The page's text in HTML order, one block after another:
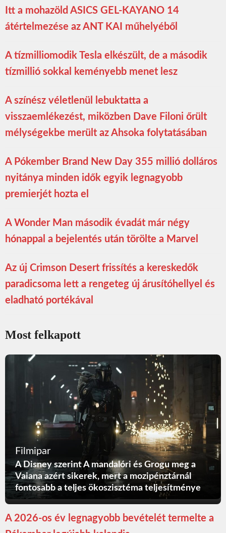
Itt a mohazöld ASICS GEL-KAYANO 14
átértelmezése az ANT KAI műhelyéből
A tízmilliomodik Tesla elkészült, de a második
tízmillió sokkal keményebb menet lesz
A színész véletlenül lebuktatta a
visszaemlékezést, miközben Dave Filoni őrült
mélységekbe merült az Ahsoka folytatásában
A Pókember Brand New Day 355 millió dolláros
nyitánya minden idők egyik legnagyobb
premierjét hozta el
A Wonder Man második évadát már négy
hónappal a bejelentés után törölte a Marvel
Az új Crimson Desert frissítés a kereskedők
paradicsoma lett a rengeteg új árusítóhellyel és
eladható portékával
Most felkapott
Filmipar
A Disney szerint A mandalóri és Grogu meg a
Vaiana azért sikerek, mert a mozipénztárnál
fontosabb a teljes ökoszisztéma teljesítménye
A 2026-os év legnagyobb bevételét termelte a